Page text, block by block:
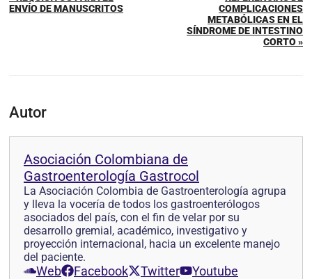
ENVÍO DE MANUSCRITOS
COMPLICACIONES
METABÓLICAS EN EL
SÍNDROME DE INTESTINO
CORTO »
Autor
Asociación Colombiana de
Gastroenterología Gastrocol
La Asociación Colombia de Gastroenterología agrupa
y lleva la vocería de todos los gastroenterólogos
asociados del país, con el fin de velar por su
desarrollo gremial, académico, investigativo y
proyección internacional, hacia un excelente manejo
del paciente.
Web Facebook Twitter Youtube